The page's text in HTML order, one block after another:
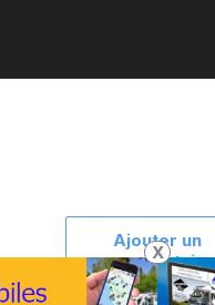
X
Ajouter un
commentaire